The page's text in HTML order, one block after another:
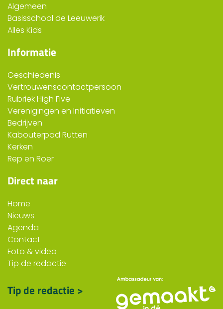
Algemeen
Basisschool de Leeuwerik
Alles Kids
Informatie
Geschiedenis
Vertrouwenscontactpersoon
Rubriek High Five
Verenigingen en Initiatieven
Bedrijven
Kabouterpad Rutten
Kerken
Rep en Roer
Direct naar
Home
Nieuws
Agenda
Contact
Foto & video
Tip de redactie
Tip de redactie >